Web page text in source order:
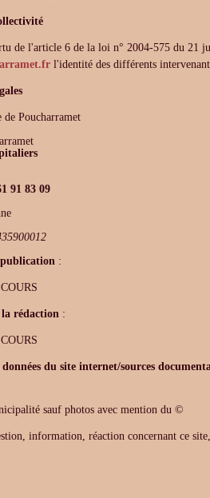
de l'article 6 de la loi n° 2004-575 du 21
l'identité des différents
de Poucharramet
91 83 09
:
la rédaction:
données du site internet/sources
sauf photos avec mention du ©
information, réaction concernant ce